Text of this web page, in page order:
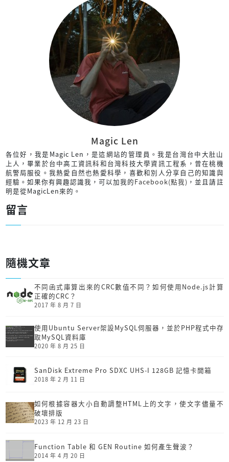
Magic Len
各位好，我是Magic Len，是這網站的管理員。我是台灣台中大肚山
上人，畢業於台中高工資訊科和台灣科技大學資訊工程系，曾在桃機
航警局服役。我熱愛自然也熱愛科學，喜歡和別人分享自己的知識與
經驗。如果你有興趣認識我，可以加我的Facebook(點我) ，並且請註
明是從MagicLen來的。
留言
隨機文章
不同函式庫算出來的CRC數值不同？如何使用Node.js計算
正確的CRC？
2017 年 8 月 7 日
使用Ubuntu Server架設MySQL伺服器，並於PHP程式中存
取MySQL資料庫
2020 年 8 月 25 日
SanDisk Extreme Pro SDXC UHS-I 128GB 記憶卡開箱
2018 年 2 月 11 日
如何根據容器大小自動調整HTML上的文字，使文字儘量不
破壞排版
2023 年 12 月 23 日
Function Table 和 GEN Routine 如何產生聲波？
2014 年 4 月 20 日